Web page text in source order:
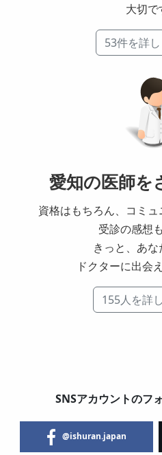
大切で
53件を詳
愛知の医師を
資格はもちろん、コミ
受診の感想
きっと、あ
ドクターに出会
155人を詳
SNSアカウントのフ
@ishuran.japan